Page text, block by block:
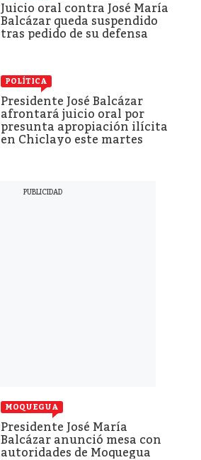
Juicio oral contra José María
Balcázar queda suspendido
tras pedido de su defensa
POLÍTICA
Presidente José Balcázar
afrontará juicio oral por
presunta apropiación ilícita
en Chiclayo este martes
MOQUEGUA
Presidente José María
Balcázar anunció mesa con
autoridades de Moquegua